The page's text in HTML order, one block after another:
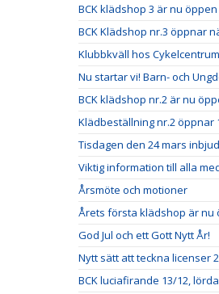
BCK klädshop 3 är nu
BCK Klädshop nr.3 öppnar
Klubbkväll hos
Nu startar vi! Barn- och
BCK klädshop nr.2 är nu
Klädbeställning nr.2 öppnar
Tisdagen den 24 mars
Viktig information till alla
Årsmöte och motioner
Årets första klädshop är nu
God Jul och ett Gott Nytt År!
Nytt sätt att teckna licenser
BCK luciafirande 13/12,